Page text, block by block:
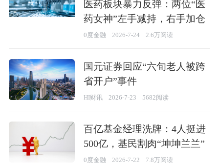
医药板块暴力反弹：两位“医
药女神”左手减持，右手加仓
0度金融 2026-7-24 2.6万阅读
国元证券回应“六旬老人被跨
省开户”事件
HI财讯 2026-7-23 5682阅读
百亿基金经理洗牌：4人挺进
500亿，基民割肉“坤坤兰兰”
0度金融 2026-7-22 7.8万阅读